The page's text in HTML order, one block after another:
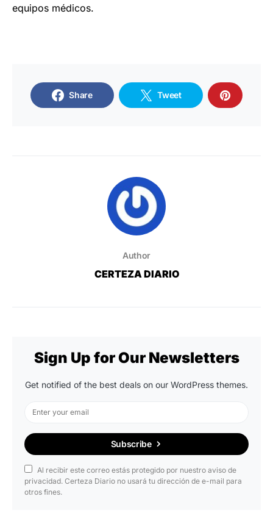
equipos médicos.
Share Tweet
Author
CERTEZA DIARIO
Sign Up for Our Newsletters
Get notified of the best deals on our WordPress themes.
Subscribe
Al recibir este correo estás protegido por nuestro aviso de
privacidad. Certeza Diario no usará tu dirección de e-mail para
otros fines.